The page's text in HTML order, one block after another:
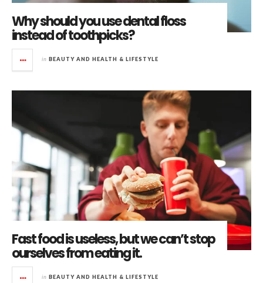
Why should you use dental floss
instead of toothpicks?
in BEAUTY AND HEALTH & LIFESTYLE
Fast food is useless, but we can’t stop
ourselves from eating it.
in BEAUTY AND HEALTH & LIFESTYLE